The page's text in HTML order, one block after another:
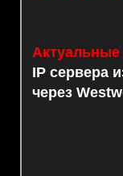
Актуальные
IP сервера
через